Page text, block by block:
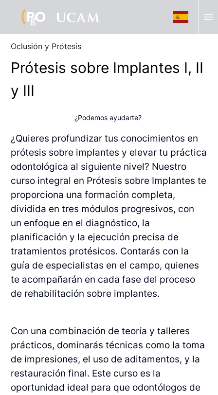
menu
Oclusión y Prótesis
Prótesis sobre Implantes I, II
y III
¿Podemos ayudarte?
¿Quieres profundizar tus conocimientos en
prótesis sobre implantes y elevar tu práctica
odontológica al siguiente nivel? Nuestro
curso integral en Prótesis sobre Implantes te
proporciona una formación completa,
dividida en tres módulos progresivos, con
un enfoque en el diagnóstico, la
planificación y la ejecución precisa de
tratamientos protésicos. Contarás con la
guía de especialistas en el campo, quienes
te acompañarán en cada fase del proceso
de rehabilitación sobre implantes.
Con una combinación de teoría y talleres
prácticos, dominarás técnicas como la toma
de impresiones, el uso de aditamentos, y la
restauración final. Este curso es la
oportunidad ideal para que odontólogos de